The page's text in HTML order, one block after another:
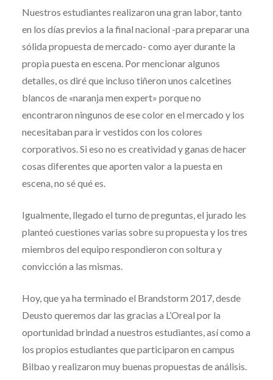
Nuestros estudiantes realizaron una gran labor, tanto
en los días previos a la final nacional -para preparar una
sólida propuesta de mercado- como ayer durante la
propia puesta en escena. Por mencionar algunos
detalles, os diré que incluso tiñeron unos calcetines
blancos de «naranja men expert» porque no
encontraron ningunos de ese color en el mercado y los
necesitaban para ir vestidos con los colores
corporativos. Si eso no es creatividad y ganas de hacer
cosas diferentes que aporten valor a la puesta en
escena, no sé qué es.
Igualmente, llegado el turno de preguntas, el jurado les
planteó cuestiones varias sobre su propuesta y los tres
miembros del equipo respondieron con soltura y
convicción a las mismas.
Hoy, que ya ha terminado el Brandstorm 2017, desde
Deusto queremos dar las gracias a L’Oreal por la
oportunidad brindad a nuestros estudiantes, así como a
los propios estudiantes que participaron en campus
Bilbao y realizaron muy buenas propuestas de análisis.